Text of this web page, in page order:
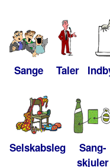
Sange Taler
Selskabsleg
Sang-
skjuler